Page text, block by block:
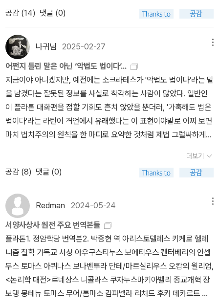
에게 필요한 것은 단 하나의 시선이 아니라 전체를 조망할 수 있는 통
일이 또 없는지 잘 살펴보자. 생각한다는 것은 결코 쉬운 일이 아니지
만 그 생각이 내가 누구인지를 말해준다. 생각의 힘을 기르면 다양한
관점으로 세상을 바라볼 수 있는 눈을 갖게 된다. 고정관념을 버리고
타인과 세상을 살펴보자. 120312-023~024
스의 사상과 대립하였다.
그는 유명한 이데아설을 제창, 이데아(혹
이에 대하여 물질적, 감각적인 존재는 잠정적, 상대적이고, 이 감각에
호소하는 경험적인 사물의 세계는 이데아의 그림자, 모상(模相)이라
는 이원론적 세계관을 내세웠다. 세계의 중심을 이루는 것은 세계 영
혼이며, 인간의 영혼은 세계 영혼이 주재하는 이데아계에 있던 것으
로 이 영혼은 불멸(不滅)이며 이데아를 상기하는 것에서 진정한 인
식이 얻어진다고 하였다.감각적 지식은 단순한 '억견'(doxa)에 지
나지 않고 영혼에 의한 지적 직관으로써 상기되는 것이 참지식으로,
이들 양자 사이에는 합리적 지식인 수학적 대상의 지식이 있다. 이때
적인 개념으로 전진하여, 가장 일반적인 것에 이르는 과정과, 이 발전
적 개념으로부터 점차 일반성의 낮은 단계로 하향(下向)하는 2개의
과정을 취한다고 하였다.이리하여 인간에게는 육체에 임시로 머물
고 있는 영혼에 의해 이데아계를 인식하는 곳에 인간의 최고의 기쁨
이 있으며, 철학자는 현실 세계를 이 이상에 근접(近接) 시키는 역할
을 한다. 그는 아테네 귀족의 대표로서 이상적 귀족국가의 구상을 내
놓고 철학자에 의한 지배를 제창하여 이 지배자 아래에 군인이 있고
그 아래에 상인이 있는 계층을 생각하였다. 이것은 그가 영혼에는 이
성적, 의기적(意氣的), 욕정적(欲情的)인 것이 있다고 한 것에 대
응한다. 플라톤의 철학은 그 후 계속 관념론 철학에 강력한 여운을 남
기고 있다.-[철학사전], 중원문화차례머리말일러두기<에우티프
에 대하여>를 시작으로 <토피카>, <정치학>, <니코마코스 윤리학>
등을 포함해 <분석론 전후서>, <동물지>, <경제학> 등 10여 권의
전집 목록을 준비하고 있다'는 출판사 공지가 있었지만, 실제로는 20
20년에 제1권 <소피스트적 논박에 대하여>가 김재홍 번역으로 나온
이후 지금까지 소식이 없다.특이하게도 아카넷에서는 그 사이에 아리
스토텔레스의 저서인 <영혼에 관하여>와 <에우데모스 윤리학>을
내놓기는 했지만, 양쪽 모두 '아리스토텔레스 전집'이 아니라 '정암고
전총서'로 간행되었다. 이미 '전집'이 있는데도 굳이 '총서'로 간행했으
니, 이것이야말로 아카넷의 '아리스토텔레스 전집'이 중도작파로 끝난
것이 아닌가 하는 의구심을 갖게 되는 이유다. 그 사이에 아카넷에서
근간 예고했던 저술 중에서 <정치학>, <동물지>, <경제학>은 그린
비의 '아리스토텔레스 전집'의 일부로 간행되었고, <토피카>와 <분
석론 전서>와 <분석론 후서>는 서광사의 '헬라스 고전 출판 기획 시
넷과 전집을 내려다가 모종의 이유로 출판사를 옮긴 것은 아닌가 싶
다.그린비의 '아리스토텔레스 전집'은 원래 다른 출판사에서 나왔다
절판된 <시학>과 <범주들/명제에 관하여>를 재간행하는 수준에 머
물러 있었는데 (심지어 <시학>은 원전 번역도 아니고 프랑스어판의
중역이다), 김재홍의 합류로 국내 초역(初譯) 작품을 여럿 갖게 되었
고 (다만 <정치학>과 <관상학>은 구판의 재간행이다) 여차 하면 최
초 완간까지 노려 볼 만하겠다.서광사도 박종현의 플라톤 번역서가
처음 나온 30년 전부터 아리스토텔레스 번역서를 근간 예고했었다.
공감 (14) 댓글 (0)
나귀님 2025-02-27
어쩐지 틀린 말은 아닌 ‘악법도 법이다‘...
지금이야 아니겠지만, 예전에는 소크라테스가 '악법도 법이다'라는 말
을 남겼다는 잘못된 정보를 사실로 착각하는 사람이 많았다. 일반인
이 플라톤 대화편을 접할 기회도 흔치 않았을 뿐더러, '가혹해도 법은
법이다'라는 라틴어 격언에서 유래했다는 이 표현이야말로 어찌 보면
마치 법치주의의 원칙을 한 마디로 요약한 것처럼 제법 그럴싸하게
사례에 나타난 실정법 존중의 정신을 '악법도 법이다'라는 표현으로
요약했던 것이 저 유명한 철학자의 실제 발언인 것처럼 와전되었다고
한다. 그런데 한 가지 역설적인 사실은 소크라테스가 '실제로' 자신에
게 불리한 판결을 고스란히 감내했고, 심지어 주위의 탈옥 권유를 물
리치면서까지 그렇게 했다는 점이다.플라톤의 대화편 가운데 하나인
<크리톤>은 제목과 동명인 인물이 감옥에 갇혀서 사형 집행을 기다
리는 소크라테스를 찾아와서 나눈 대화를 소개한다. 크리톤은 자기가
미리 다 손을 써 놓았으니 그냥 일어나서 나가기만 하면 쉽게 목숨을
건질 수 있을 것이라고 권유하지만, 소크라테스는 지금 상황에서야
탈옥이야말로 정의롭지 못한 일이라고 반박하면서 거절한다.왜냐하
면 그는 지금껏 국가와 법률의 혜택을 받으면서 살아 왔기 때문이다.
더보기
공감 (8) 댓글 (0)
Redman 2024-05-24
서양사상사 원전 주요 번역본들
플라톤1. 정암학당 번역본2. 박종현 역 아리스토텔레스 키케로 헬레
니즘 철학 기독교 사상 아우구스티누스 보에티우스 캔터베리의 안셀
무스 토마스 아퀴나스 보나벤투라 단테/마르실리우스 오캄의 윌리엄,
<논리학 대전>르네상스 니콜라스 쿠자누스마키아벨리 종교개혁 장
보댕 몽테뉴 토마스 무어/톰마소 캄파넬라 리처드 후커 데카르트 블